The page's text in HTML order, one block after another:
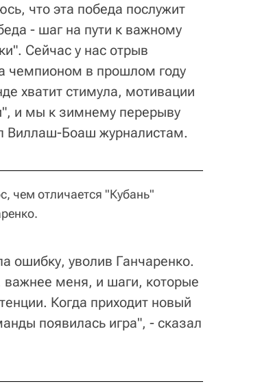
что эта победа послужит
- шаг на пути к важному
Сейчас у нас отрыв
чемпионом в прошлом году
хватит стимула, мотивации
и мы к зимнему перерыву
Виллаш-Боаш журналистам.
чем отличается "Кубань"
ошибку, уволив Ганчаренко.
меня, и шаги, которые
Когда приходит новый
появилась игра", - сказал